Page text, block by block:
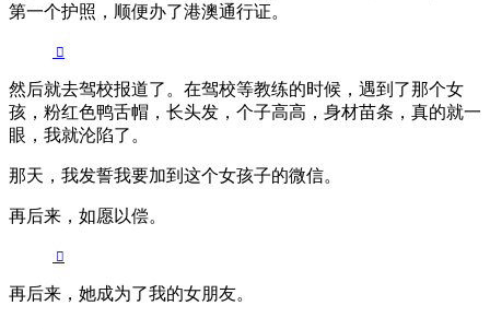
第一个护照，顺便办了港澳通行证。
然后就去驾校报道了。在驾校等教练的时候，遇到了那个女
孩，粉红色鸭舌帽，长头发，个子高高，身材苗条，真的就一
眼，我就沦陷了。
那天，我发誓我要加到这个女孩子的微信。
再后来，如愿以偿。
再后来，她成为了我的女朋友。